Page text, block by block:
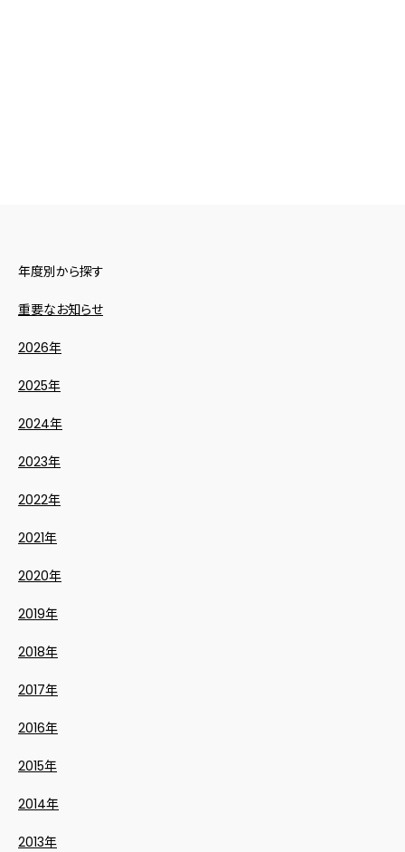
年度別から探す
重要なお知らせ
2026年
2025年
2024年
2023年
2022年
2021年
2020年
2019年
2018年
2017年
2016年
2015年
2014年
2013年